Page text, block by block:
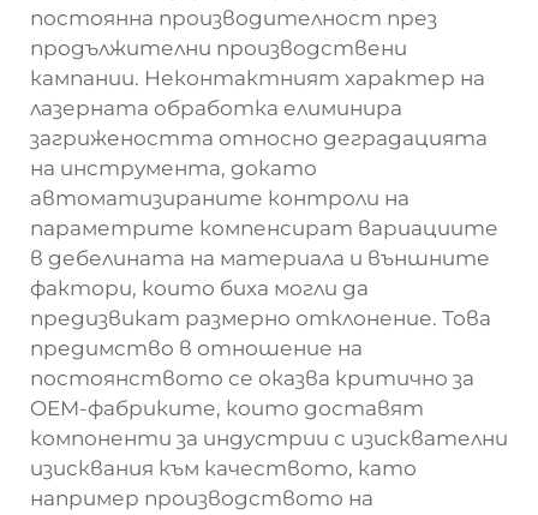
постоянна производителност през
продължителни производствени
кампании. Неконтактният характер на
лазерната обработка елиминира
загрижеността относно деградацията
на инструмента, докато
автоматизираните контроли на
параметрите компенсират вариациите
в дебелината на материала и външните
фактори, които биха могли да
предизвикат размерно отклонение. Това
предимство в отношение на
постоянството се оказва критично за
OEM-фабриките, които доставят
компоненти за индустрии с изисквателни
изисквания към качеството, като
например производството на